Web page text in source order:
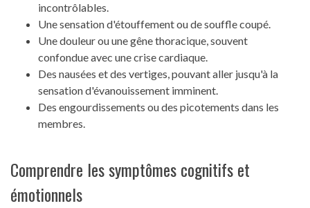
incontrôlables.
Une sensation d'étouffement ou de souffle coupé.
Une douleur ou une gêne thoracique, souvent
confondue avec une crise cardiaque.
Des nausées et des vertiges, pouvant aller jusqu'à la
sensation d'évanouissement imminent.
Des engourdissements ou des picotements dans les
membres.
Comprendre les symptômes cognitifs et
émotionnels